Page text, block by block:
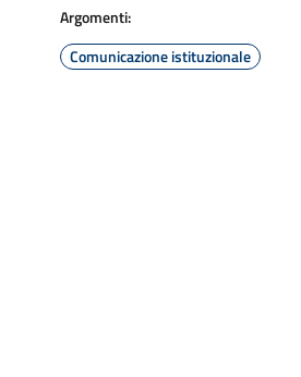
Argomenti:
Comunicazione istituzionale